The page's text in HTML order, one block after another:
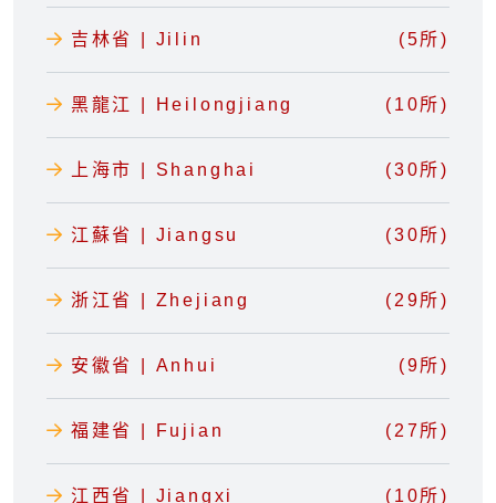
吉林省 | Jilin (5所)
黑龍江 | Heilongjiang (10所)
上海市 | Shanghai (30所)
江蘇省 | Jiangsu (30所)
浙江省 | Zhejiang (29所)
安徽省 | Anhui (9所)
福建省 | Fujian (27所)
江西省 | Jiangxi (10所)